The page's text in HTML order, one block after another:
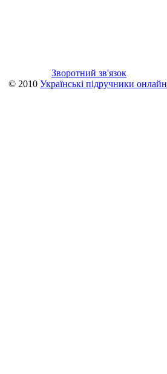
Зворотний зв'язок
© 2010 Українські підручники онлайн